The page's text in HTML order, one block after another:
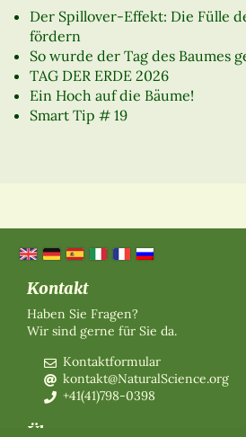
Der Spillover-Effekt: Die Fülle
fördern
So wurde der Tag des Baumes
TAG DER ERDE 2026
Ein Hoch auf die Bäume!
Smart Tip # 19
Kontakt
Haben Sie Fragen?
Wir sind gerne für Sie da.
Kontaktformular
kontakt@NaturalScience.org
+41(41)798-0398
Über uns